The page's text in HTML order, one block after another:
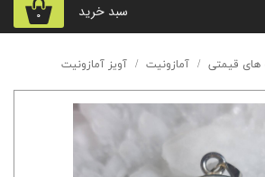
۰ سبد خرید
قیمتی آمازونیت آویز آمازونیت